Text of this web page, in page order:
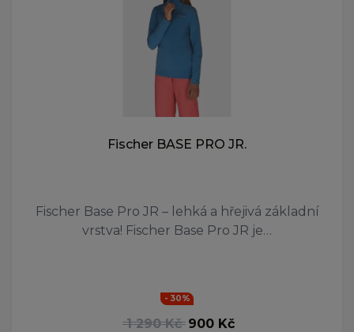
Fischer BASE PRO JR.
Fischer Base Pro JR – lehká a hřejivá základní
vrstva! Fischer Base Pro JR je…
- 30%
1 290 Kč 900 Kč